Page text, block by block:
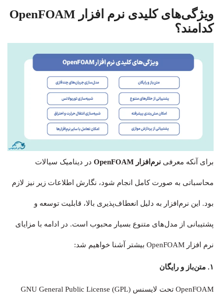
ویژگی‌های کلیدی نرم افزار OpenFOAM
کدامند؟
برای آنکه معرفی نرم‌افزار OpenFOAM در دینامیک سیالات
محاسباتی به صورت کامل انجام شود، نگارش اطلاعات زیر نیز لازم
بود. این نرم‌افزار به دلیل انعطاف‌پذیری بالا، قابلیت توسعه و
پشتیبانی از مدل‌های متنوع بسیار محبوب است. در ادامه با مزایای
نرم افزار OpenFOAM بیشتر آشنا خواهیم شد:
۱. متن‌باز و رایگان
OpenFOAM تحت لایسنس GNU General Public License (GPL)